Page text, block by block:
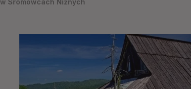
Sromowcach Niżnych